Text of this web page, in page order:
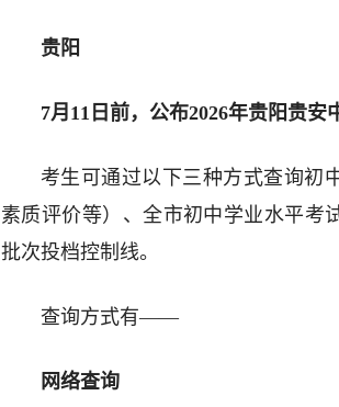
贵阳
7月11日前，公布2026年贵阳贵
考生可通过以下三种方式查询初
素质评价等）、全市初中学业水平考
批次投档控制线。
查询方式有——
网络查询